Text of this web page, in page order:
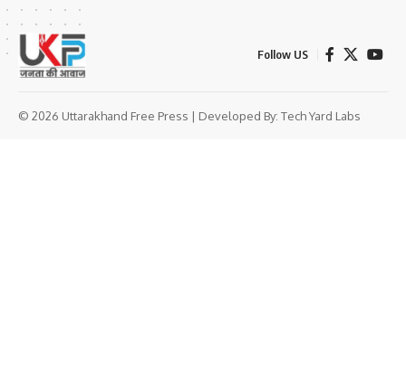
Follow US
© 2026 Uttarakhand Free Press | Developed By: Tech Yard Labs